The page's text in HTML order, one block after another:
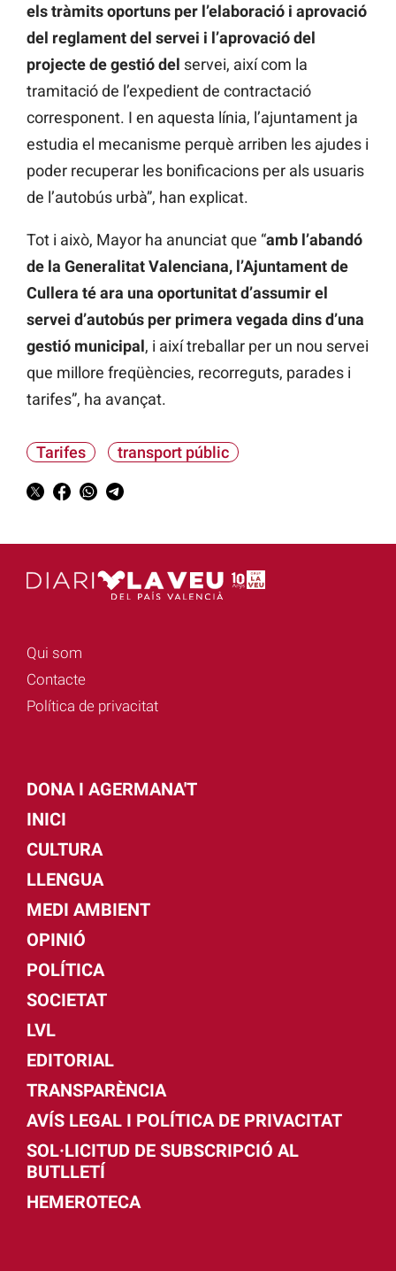
els tràmits oportuns per l’elaboració i aprovació
del reglament del servei i l’aprovació del
projecte de gestió del servei, així com la
tramitació de l’expedient de contractació
corresponent. I en aquesta línia, l’ajuntament ja
estudia el mecanisme perquè arriben les ajudes i
poder recuperar les bonificacions per als usuaris
de l’autobús urbà”, han explicat.
Tot i això, Mayor ha anunciat que “amb l’abandó
de la Generalitat Valenciana, l’Ajuntament de
Cullera té ara una oportunitat d’assumir el
servei d’autobús per primera vegada dins d’una
gestió municipal, i així treballar per un nou servei
que millore freqüències, recorreguts, parades i
tarifes”, ha avançat.
Tarifes transport públic
Qui som
Contacte
Política de privacitat
DONA I AGERMANA'T
INICI
CULTURA
LLENGUA
MEDI AMBIENT
OPINIÓ
POLÍTICA
SOCIETAT
LVL
EDITORIAL
TRANSPARÈNCIA
AVÍS LEGAL I POLÍTICA DE PRIVACITAT
SOL·LICITUD DE SUBSCRIPCIÓ AL
BUTLLETÍ
HEMEROTECA